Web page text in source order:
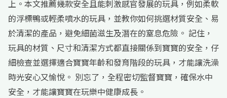
上。本文推薦幾款安全且能刺激感官發展的玩具，例如柔軟
的浮標鴨或輕柔噴水的玩具，並教你如何挑選材質安全、易
於清潔的產品，避免細菌滋生及潛在的窒息危險。 記住，
玩具的材質、尺寸和清潔方式都直接關係到寶寶的安全，仔
細檢查並選擇適合寶寶年齡和發育階段的玩具，才能讓洗澡
時光安心又愉悅。 別忘了，全程密切監督寶寶，確保水中
安全，才能讓寶寶在玩樂中健康成長。